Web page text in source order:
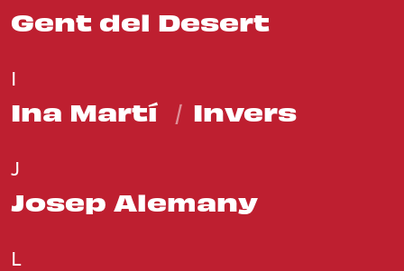
Gent del Desert
I
Ina Martí Invers
J
Josep Alemany
L